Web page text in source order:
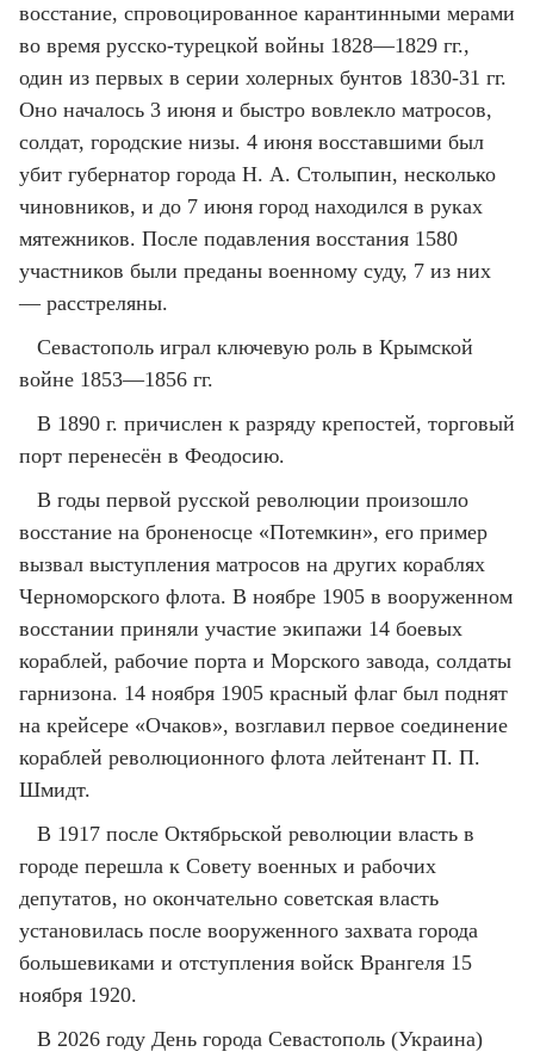
восстание, спровоцированное карантинными мерами
во время русско-турецкой войны 1828—1829 гг.,
один из первых в серии холерных бунтов 1830-31 гг.
Оно началось 3 июня и быстро вовлекло матросов,
солдат, городские низы. 4 июня восставшими был
убит губернатор города Н. А. Столыпин, несколько
чиновников, и до 7 июня город находился в руках
мятежников. После подавления восстания 1580
участников были преданы военному суду, 7 из них
— расстреляны.
Севастополь играл ключевую роль в Крымской
войне 1853—1856 гг.
В 1890 г. причислен к разряду крепостей, торговый
порт перенесён в Феодосию.
В годы первой русской революции произошло
восстание на броненосце «Потемкин», его пример
вызвал выступления матросов на других кораблях
Черноморского флота. В ноябре 1905 в вооруженном
восстании приняли участие экипажи 14 боевых
кораблей, рабочие порта и Морского завода, солдаты
гарнизона. 14 ноября 1905 красный флаг был поднят
на крейсере «Очаков», возглавил первое соединение
кораблей революционного флота лейтенант П. П.
Шмидт.
В 1917 после Октябрьской революции власть в
городе перешла к Совету военных и рабочих
депутатов, но окончательно советская власть
установилась после вооруженного захвата города
большевиками и отступления войск Врангеля 15
ноября 1920.
В 2026 году День города Севастополь (Украина)